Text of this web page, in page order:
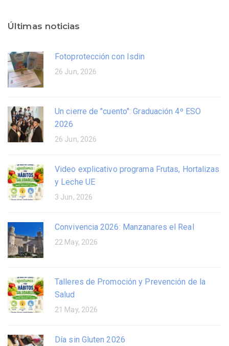
Últimas noticias
Fotoprotección con Isdin
26 Jun, 2026
Un cierre de "cuento": Graduación 4º ESO
2026
26 Jun, 2026
Video explicativo programa Frutas, Hortalizas
y Leche UE
3 Jun, 2026
Convivencia 2026: Manzanares el Real
22 May, 2026
Talleres de Promoción y Prevención de la
Salud
21 May, 2026
Día sin Gluten 2026